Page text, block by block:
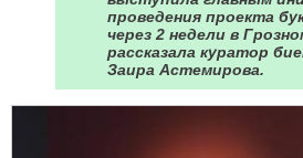
проведения проекта
через 2 недели в
рассказала куратор
Заира Астемирова.